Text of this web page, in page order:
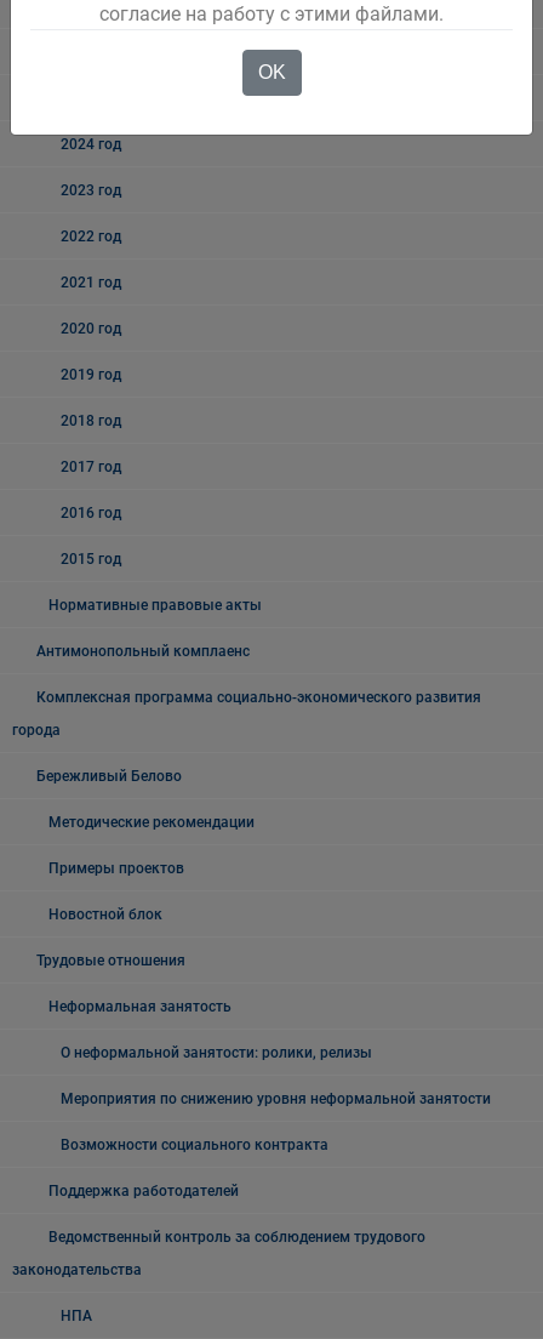
мониторингу
2024 год
2023 год
2022 год
2021 год
2020 год
2019 год
2018 год
2017 год
2016 год
2015 год
Нормативные правовые акты
Антимонопольный комплаенс
Комплексная программа социально-экономического развития
города
Бережливый Белово
Методические рекомендации
Примеры проектов
Новостной блок
Трудовые отношения
Неформальная занятость
О неформальной занятости: ролики, релизы
Мероприятия по снижению уровня неформальной занятости
Возможности социального контракта
Поддержка работодателей
Ведомственный контроль за соблюдением трудового
законодательства
НПА
согласие на работу с этими файлами.
OK